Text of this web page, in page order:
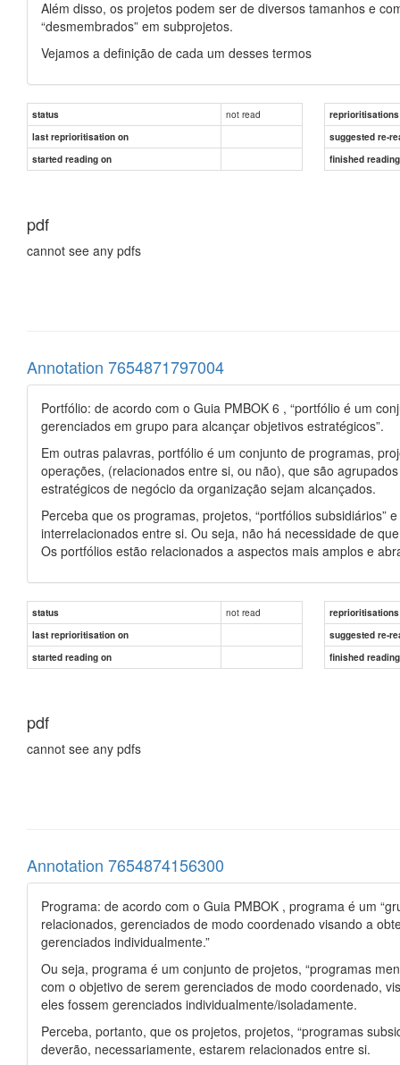
Além disso, os projetos podem ser de diversos tamanhos e
“desmembrados” em subprojetos.
Vejamos a definição de cada um desses termos
status not read
reprioritisations
last reprioritisation on
suggested re-
started reading on
finished
pdf
cannot see any pdfs
Annotation 7654871797004
Portfólio: de acordo com o Guia PMBOK 6 , “portfólio é um
gerenciados em grupo para alcançar objetivos estratégicos”.
Em outras palavras, portfólio é um conjunto de programas,
operações, (relacionados entre si, ou não), que são
estratégicos de negócio da organização sejam alcançados.
Perceba que os programas, projetos, “portfólios
interrelacionados entre si. Ou seja, não há necessidade de
Os portfólios estão relacionados a aspectos mais amplos e
status not read
reprioritisations
last reprioritisation on
suggested re-
started reading on
finished
pdf
cannot see any pdfs
Annotation 7654874156300
Programa: de acordo com o Guia PMBOK , programa é um
relacionados, gerenciados de modo coordenado visando a
gerenciados individualmente.”
Ou seja, programa é um conjunto de projetos, “programas
com o objetivo de serem gerenciados de modo coordenado,
eles fossem gerenciados individualmente/isoladamente.
Perceba, portanto, que os projetos, projetos, “programas
deverão, necessariamente, estarem relacionados entre si.